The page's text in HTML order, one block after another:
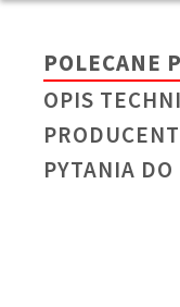
POLECANE
OPIS
PRODUCENT
PYTANIA